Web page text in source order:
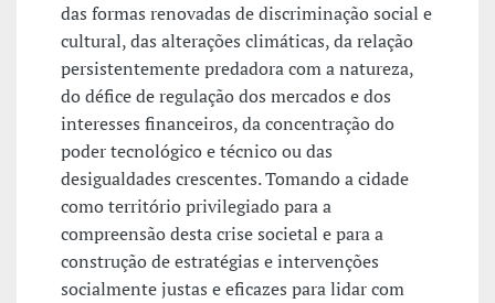
das formas renovadas de discriminação social e
cultural, das alterações climáticas, da relação
persistentemente predadora com a natureza,
do défice de regulação dos mercados e dos
interesses financeiros, da concentração do
poder tecnológico e técnico ou das
desigualdades crescentes. Tomando a cidade
como território privilegiado para a
compreensão desta crise societal e para a
construção de estratégias e intervenções
socialmente justas e eficazes para lidar com